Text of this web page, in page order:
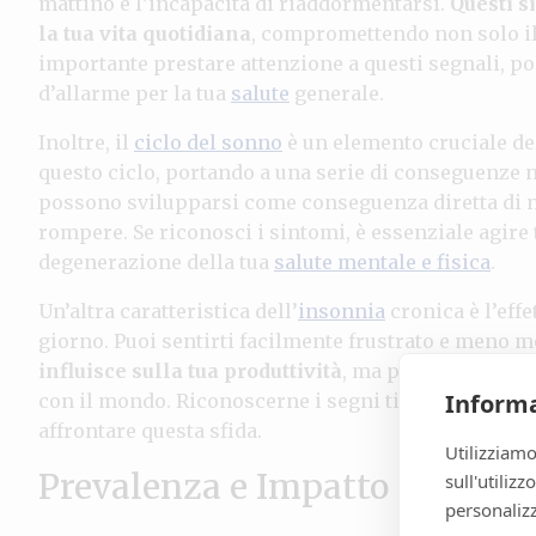
la tua vita quotidiana, compromettendo non solo
importante prestare attenzione a questi segnali,
d’allarme per la tua salute generale.
Inoltre, il ciclo del sonno è un elemento cruciale
questo ciclo, portando a una serie di conseguenze
possono svilupparsi come conseguenza diretta di
rompere. Se riconosci i sintomi, è essenziale
degenerazione della tua salute mentale e fisica.
Un’altra caratteristica dell’insonnia cronica è
giorno. Puoi sentirti facilmente frustrato e meno
influisce sulla tua produttività, ma può anche
con il mondo. Riconoscerne i segni ti permette di
affrontare questa sfida.
Prevalenza e Impatto sulla